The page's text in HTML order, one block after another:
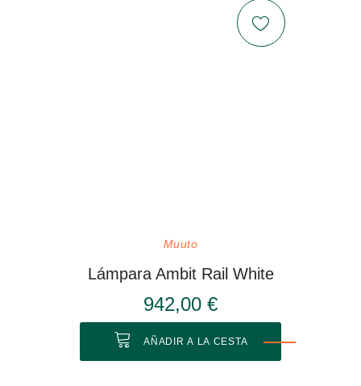
Muuto
Lámpara Ambit Rail White
942,00 €
AÑADIR A LA CESTA